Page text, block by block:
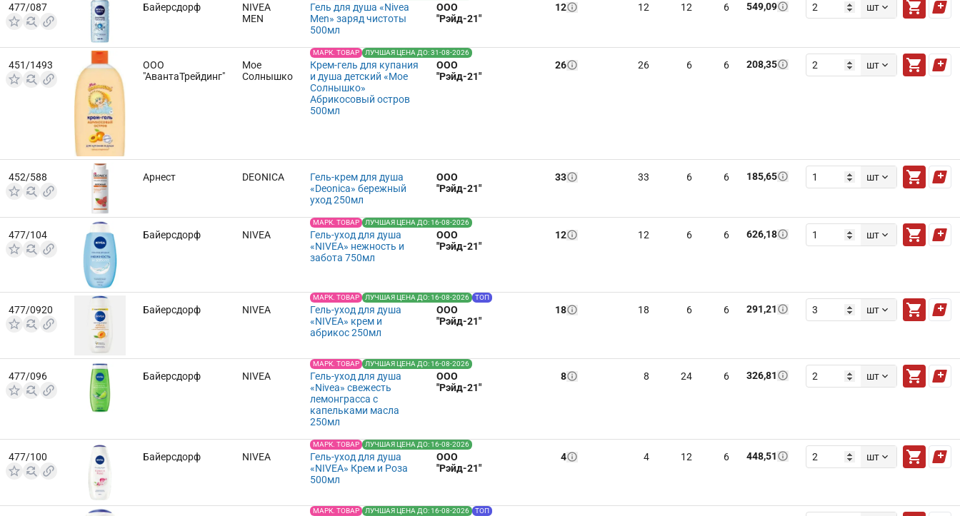
477/087 Байерсдорф
NIVEA
MEN
Гель для душа «Nivea
Men» заряд чистоты
500мл
ООО
"Рэйд-21"
12 12 12 6 549,09 шт
451/1493
ООО
"АвантаТрейдинг"
Мое
Солнышко
МАРК. ТОВАР ЛУЧШАЯ ЦЕНА ДО: 31-08-2026
Крем-гель для купания
и душа детский «Мое
Солнышко»
Абрикосовый остров
500мл
ООО
"Рэйд-21"
26 26 6 6 208,35 шт
452/588 Арнест DEONICA
Гель-крем для душа
«Deonica» бережный
уход 250мл
ООО
"Рэйд-21"
33 33 6 6 185,65 шт
477/104 Байерсдорф NIVEA
МАРК. ТОВАР ЛУЧШАЯ ЦЕНА ДО: 16-08-2026
Гель-уход для душа
«NIVEA» нежность и
забота 750мл
ООО
"Рэйд-21"
12 12 6 6 626,18 шт
477/0920 Байерсдорф NIVEA
МАРК. ТОВАР ЛУЧШАЯ ЦЕНА ДО: 16-08-2026 ТОП
Гель-уход для душа
«NIVEA» крем и
абрикос 250мл
ООО
"Рэйд-21"
18 18 6 6 291,21 шт
477/096 Байерсдорф NIVEA
МАРК. ТОВАР ЛУЧШАЯ ЦЕНА ДО: 16-08-2026
Гель-уход для душа
«Nivea» свежесть
лемонграсса с
капельками масла
250мл
ООО
"Рэйд-21"
8 8 24 6 326,81 шт
477/100 Байерсдорф NIVEA
МАРК. ТОВАР ЛУЧШАЯ ЦЕНА ДО: 16-08-2026
Гель-уход для душа
«NIVEA» Крем и Роза
500мл
ООО
"Рэйд-21"
4 4 12 6 448,51 шт
МАРК. ТОВАР ЛУЧШАЯ ЦЕНА ДО: 16-08-2026 ТОП